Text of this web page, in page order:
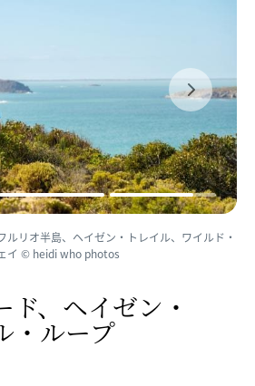
ルリオ半島、ヘイゼン・トレイル、ワイルド・
イ © heidi who photos
ド、​ヘイゼン・
・ループ